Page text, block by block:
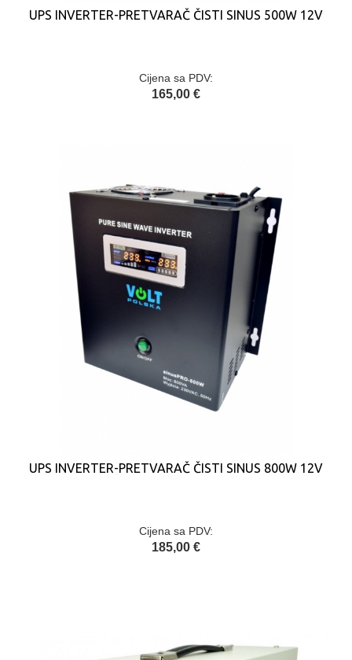
UPS INVERTER-PRETVARAČ ČISTI SINUS 500W 12V
Cijena sa PDV:
165,00 €
UPS INVERTER-PRETVARAČ ČISTI SINUS 800W 12V
Cijena sa PDV:
185,00 €